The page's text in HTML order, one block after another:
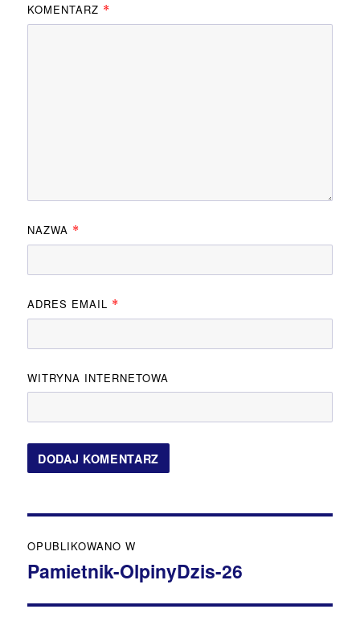
KOMENTARZ *
NAZWA *
ADRES EMAIL *
WITRYNA INTERNETOWA
wpisu
OPUBLIKOWANO W
Pamietnik-OlpinyDzis-26